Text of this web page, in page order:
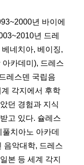
년 바이에
년 드레
네치아, 베이징,
카데미), 드레스
레스덴 국립음
각지에서 후학
던 경험과 지식
고 있다. 슐레스
치아노 아카데
음악대학, 드레스
본 등 세계 각지